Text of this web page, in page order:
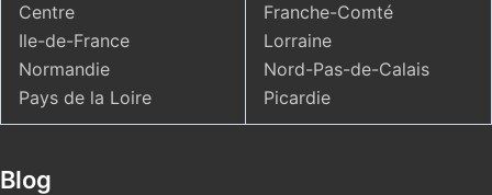
Centre
Ile-de-France
Normandie
Pays de la Loire
Franche-Comté
Lorraine
Nord-Pas-de-Calais
Picardie
Blog